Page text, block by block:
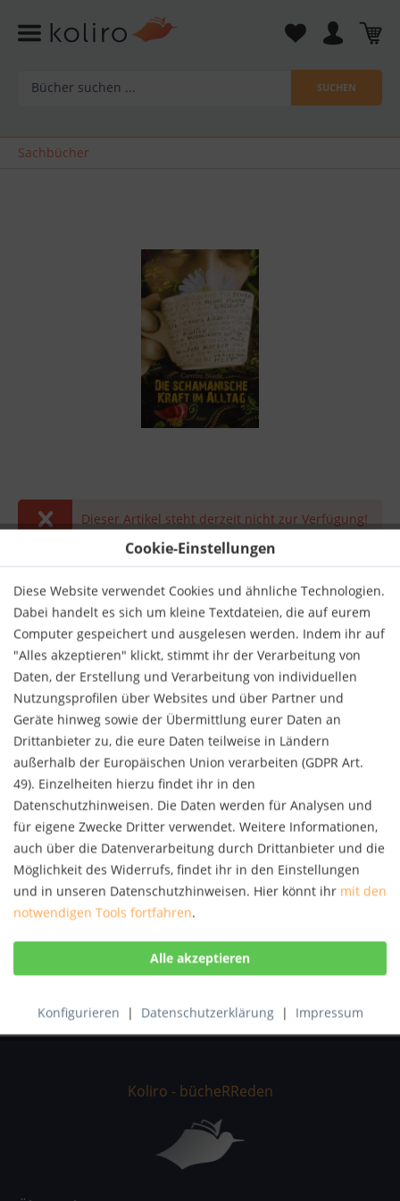
SUCHEN
Sachbücher
Cookie-Einstellungen
Diese Website verwendet Cookies und ähnliche Technologien.
Dabei handelt es sich um kleine Textdateien, die auf eurem
Computer gespeichert und ausgelesen werden. Indem ihr auf
"Alles akzeptieren" klickt, stimmt ihr der Verarbeitung von
Daten, der Erstellung und Verarbeitung von individuellen
Nutzungsprofilen über Websites und über Partner und
Geräte hinweg sowie der Übermittlung eurer Daten an
Drittanbieter zu, die eure Daten teilweise in Ländern
außerhalb der Europäischen Union verarbeiten (GDPR Art.
49). Einzelheiten hierzu findet ihr in den
Datenschutzhinweisen. Die Daten werden für Analysen und
für eigene Zwecke Dritter verwendet. Weitere Informationen,
auch über die Datenverarbeitung durch Drittanbieter und die
Möglichkeit des Widerrufs, findet ihr in den Einstellungen
und in unseren Datenschutzhinweisen. Hier könnt ihr mit den
notwendigen Tools fortfahren.
Konfigurieren | Datenschutzerklärung | Impressum
Dieser Artikel steht derzeit nicht zur Verfügung!
inkl. MwSt. zzgl. Versandkosten
Derzeit nicht lieferbar.
Merken Bewerten
Verlag:
Arun-Verlag
Autor:
Cambra Maria Skadé
Artikel-Nr.:
KNV68851001
ISBN:
9783866631168
Beschreibung
Wie bringe ich Zauber in meinen Alltag? Wie bleibe ich
mit meiner Magie verbunden? Wie mache ich...mehr
Bewertungen lesen, schreiben und diskutieren...mehr
Koliro - bücheRReden